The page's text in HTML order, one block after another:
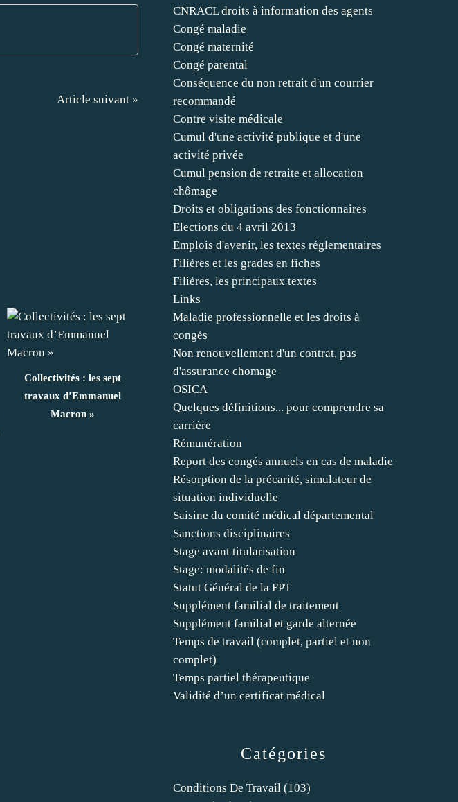
Article suivant »
Collectivités : les sept
travaux d’Emmanuel
Macron »
Catégories
Conditions De Travail (103)
CNRACL droits à information des agents
Congé maladie
Congé maternité
Congé parental
Conséquence du non retrait d'un courrier
recommandé
Contre visite médicale
Cumul d'une activité publique et d'une
activité privée
Cumul pension de retraite et allocation
chômage
Droits et obligations des fonctionnaires
Elections du 4 avril 2013
Emplois d'avenir, les textes réglementaires
Filières et les grades en fiches
Filières, les principaux textes
Links
Maladie professionnelle et les droits à
congés
Non renouvellement d'un contrat, pas
d'assurance chomage
OSICA
Quelques définitions... pour comprendre sa
carrière
Rémunération
Report des congés annuels en cas de maladie
Résorption de la précarité, simulateur de
situation individuelle
Saisine du comité médical départemental
Sanctions disciplinaires
Stage avant titularisation
Stage: modalités de fin
Statut Général de la FPT
Supplément familial de traitement
Supplément familial et garde alternée
Temps de travail (complet, partiel et non
complet)
Temps partiel thérapeutique
Validité d’un certificat médical